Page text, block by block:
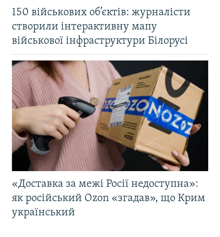
150 військових об’єктів: журналісти
створили інтерактивну мапу
військової інфраструктури Білорусі
«Доставка за межі Росії недоступна»:
як російський Ozon «згадав», що Крим
український